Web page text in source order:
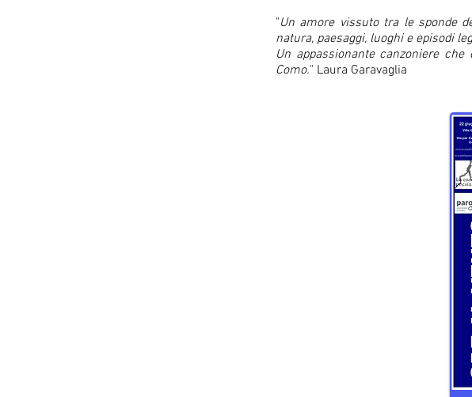
"Un amore vissuto tra le sponde
natura, paesaggi, luoghi e episodi
Un appassionante canzoniere
Como." Laura Garavaglia